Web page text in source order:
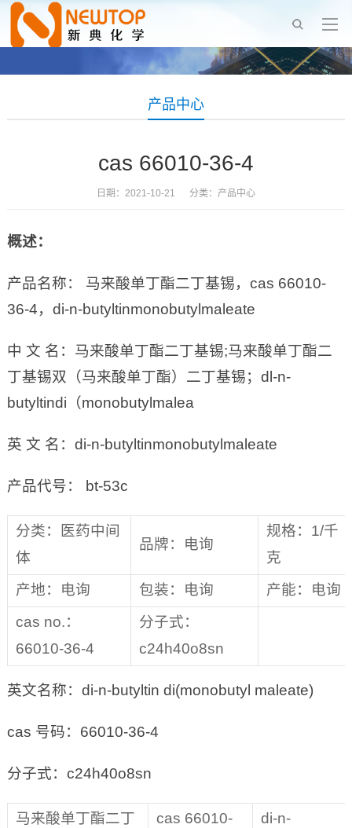
产品中心
cas 66010-36-4
日期：2021-10-21 分类： 产品中心
概述：
产品名称： 马来酸单丁酯二丁基锡，cas 66010-
36-4，di-n-butyltinmonobutylmaleate
中 文 名：马来酸单丁酯二丁基锡;马来酸单丁酯二
丁基锡双（马来酸单丁酯）二丁基锡；dl-n-
butyltindi（monobutylmalea
英 文 名：di-n-butyltinmonobutylmaleate
产品代号： bt-53c
分类：医药中间
体
品牌：电询
规格：1/千
克
产地：电询
包装：电询
产能：电询
cas no.：
66010-36-4
分子式：
c24h40o8sn
英文名称：di-n-butyltin di(monobutyl maleate)
cas 号码：66010-36-4
分子式：c24h40o8sn
马来酸单丁酯二丁
cas 66010-
di-n-